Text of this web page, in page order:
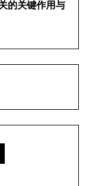
的关键作用与